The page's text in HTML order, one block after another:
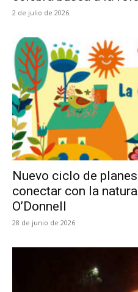
2 de julio de 2026
Nuevo ciclo de
conectar con la
O’Donnell
28 de junio de 2026